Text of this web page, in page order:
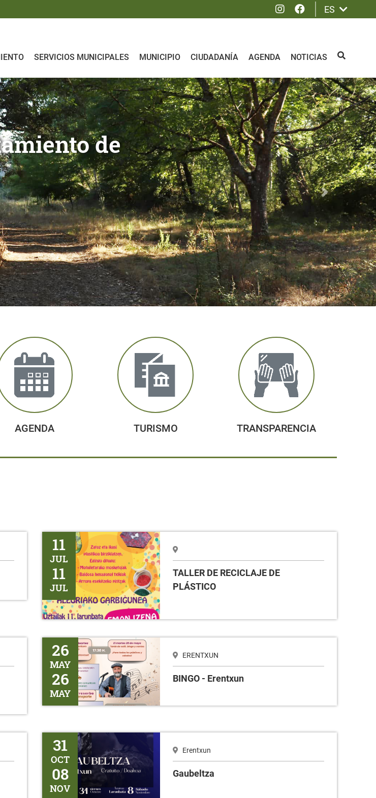
Instagram
Facebook
ES
SERVICIOS MUNICIPALES MUNICIPIO CIUDADANÍA AGENDA NOTICIAS BUSCAR
- Gauna
Siguiente
AGENDA TURISMO TRANSPARENCIA
TALLER DE RECICLAJE DE PLÁSTICO
11
JUL
11
JUL
TALLER DE RECICLAJE DE
PLÁSTICO
BINGO - Erentxun
26
MAY
26
MAY
ERENTXUN
BINGO - Erentxun
Gaubeltza
31
OCT
08
NOV
Erentxun
Gaubeltza